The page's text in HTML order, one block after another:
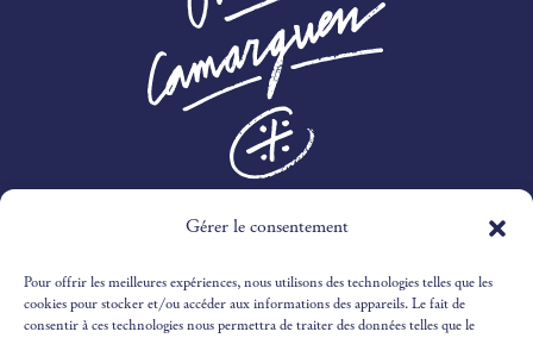
Gérer le consentement
Pour offrir les meilleures expériences, nous utilisons des technologies telles que les
cookies pour stocker et/ou accéder aux informations des appareils. Le fait de
consentir à ces technologies nous permettra de traiter des données telles que le
3 RTE DES MARINES,
04 66 51 51 65